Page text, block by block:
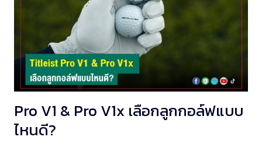
Pro V1 & Pro V1x เลือกลูกกอล์ฟแบบ
ไหนดี?